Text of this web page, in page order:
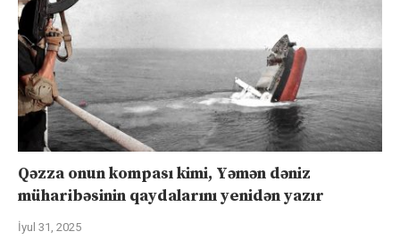
Qəzza onun kompası kimi, Yəmən dəniz
müharibəsinin qaydalarını yenidən yazır
İyul 31, 2025